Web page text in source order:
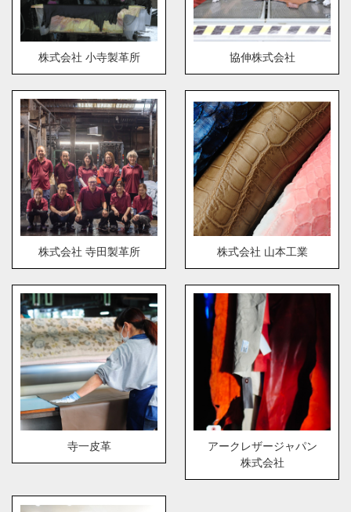
株式会社 小寺製革所 協伸株式会社
株式会社 寺田製革所 株式会社 山本工業
寺一皮革
アークレザージャパン
株式会社